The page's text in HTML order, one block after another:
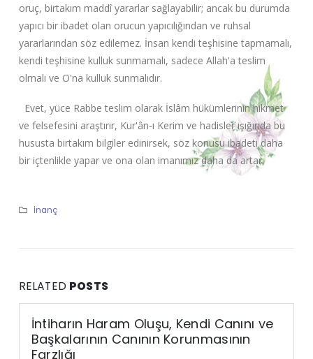
oruç, birtakım maddî yararlar sağlayabilir; ancak bu durumda
yapıcı bir ibadet olan orucun yapıcılığından ve ruhsal
yararlarından söz edilemez. İnsan kendi teşhisine tapmamalı,
kendi teşhisine kulluk sunmamalı, sadece Allah'a teslim
olmalı ve O'na kulluk sunmalıdır.
Evet, yüce Rabbe teslim olarak İslâm hükümlerinin hikmet
ve felsefesini araştırır, Kur'ân-ı Kerim ve hadisler ışığında bu
hususta birtakım bilgiler edinirsek, söz konusu ibadeti daha
bir içtenlikle yapar ve ona olan imanımız daha da artar.
İnanç
RELATED POSTS
İntiharın Haram Oluşu, Kendi Canını ve
Başkalarının Canının Korunmasının
Farzlığı